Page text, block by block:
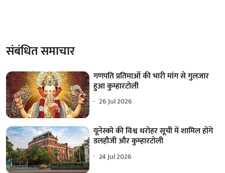
संबंधित समाचार
गणपति प्रतिमाओं की भारी मांग से गुलजार
हुआ कुम्हारटोली
26 Jul 2026
यूनेस्को की विश्व धरोहर सूची में शामिल होंगे
डलहौजी और कुम्हारटोली
24 Jul 2026